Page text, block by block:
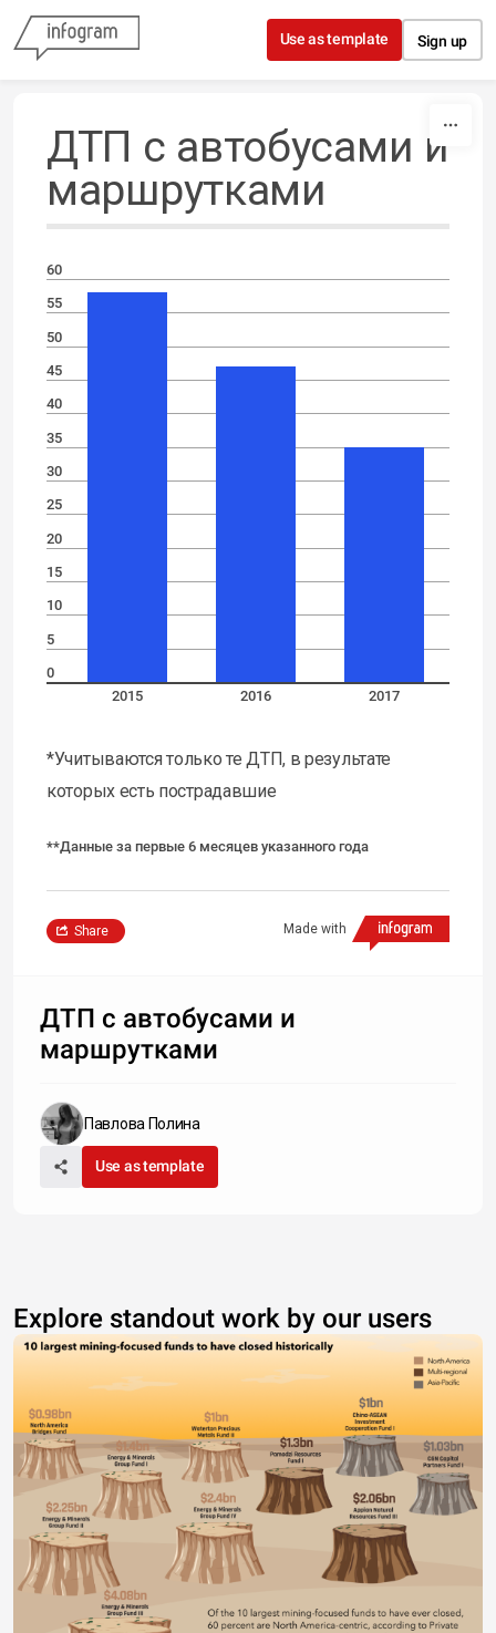
Skip to content
Use as template Sign up
ДТП с автобусами и
маршрутками
60
55
50
45
40
35
30
25
20
15
10
5
0
2015
2016 2017
*Учитываются только те ДТП, в результате
которых есть пострадавшие
**Данные за первые 6 месяцев указанного года
Made with
Share
ДТП с автобусами и
маршрутками
Павлова Полина
Use as template
Explore standout work by our users